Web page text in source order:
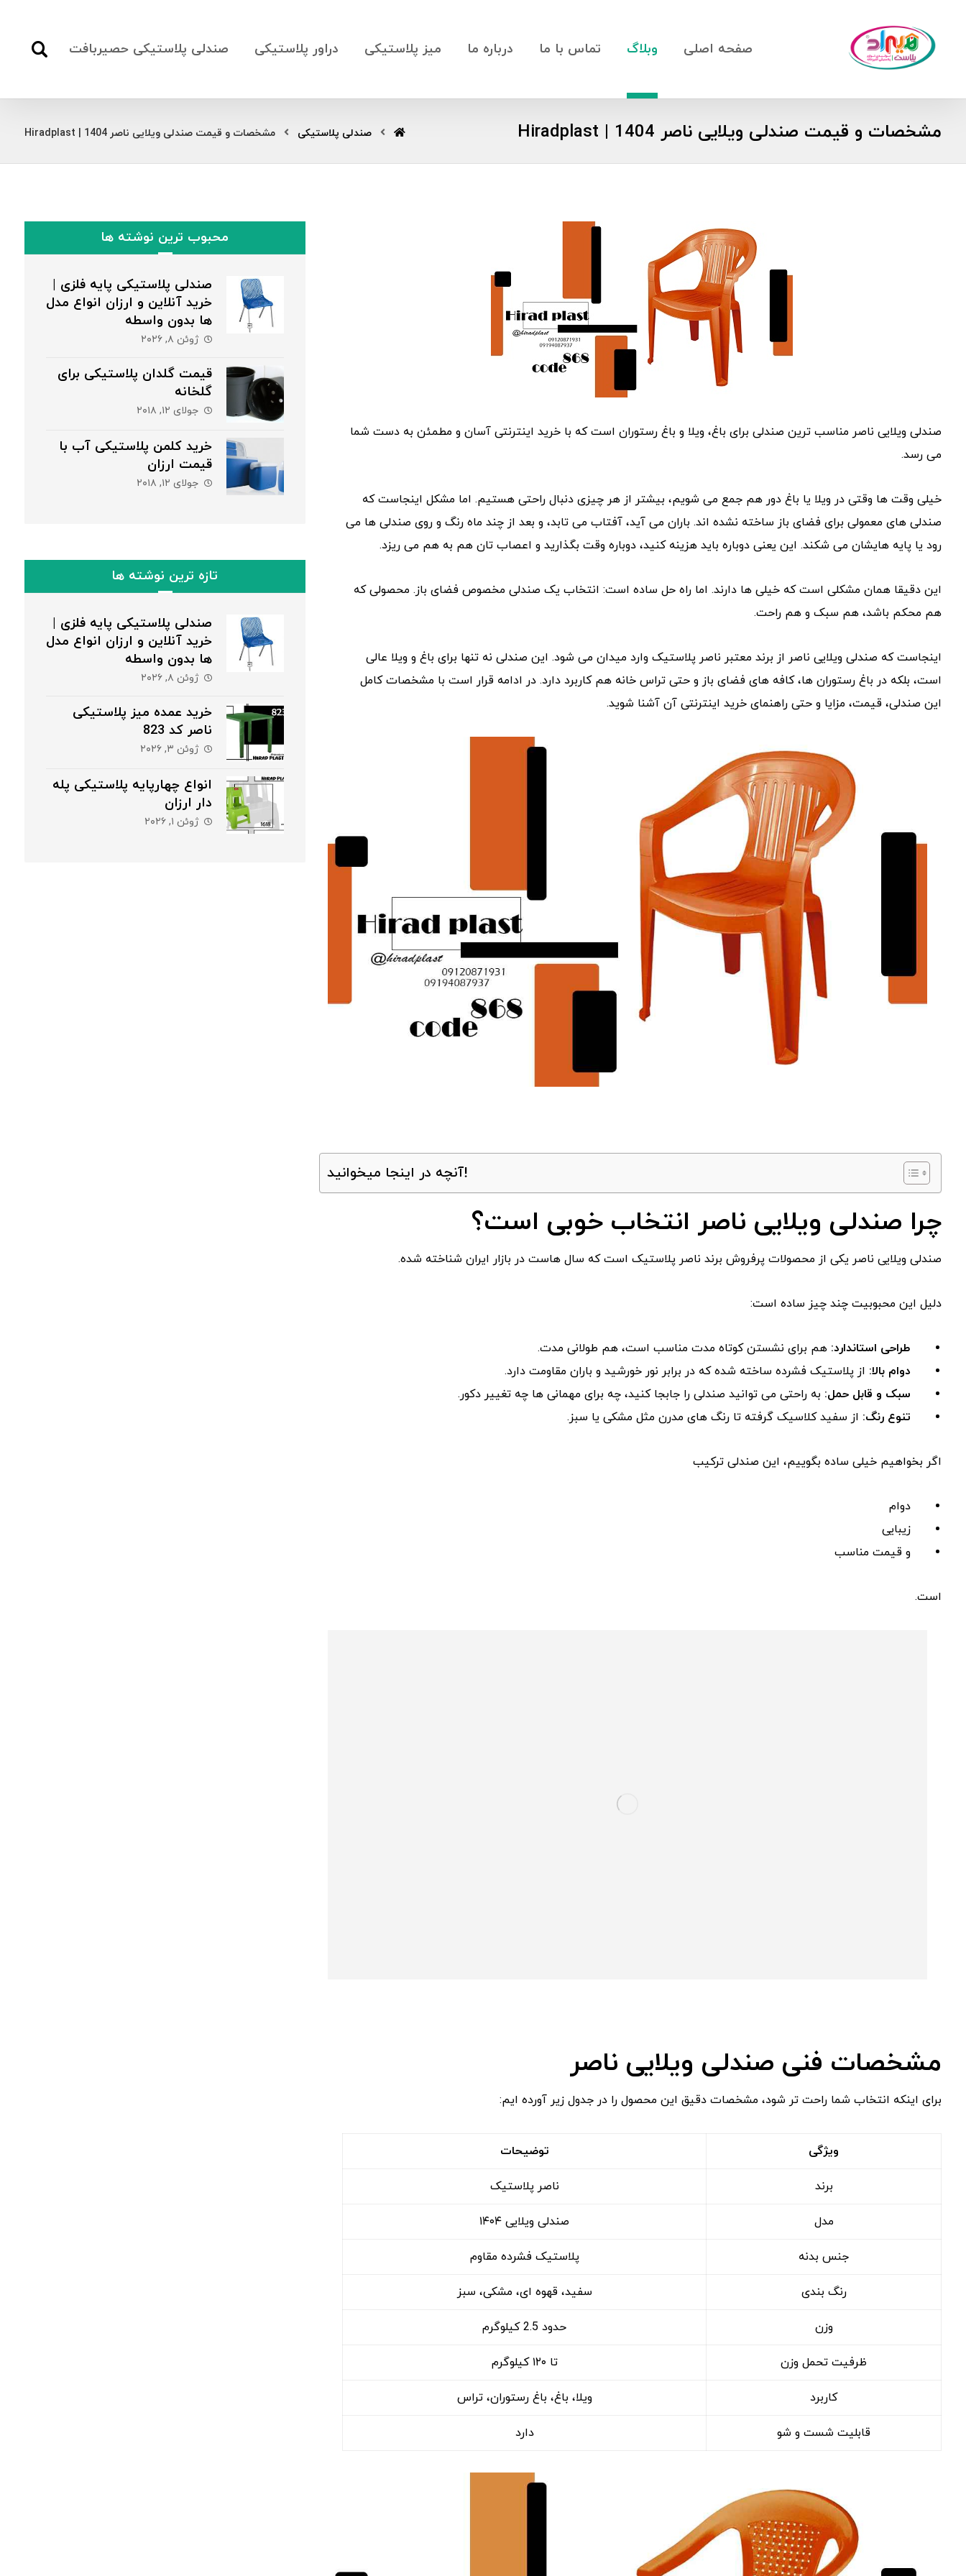
صفحه اصلی وبلاگ تماس با ما درباره ما میز پلاستیکی دراور پلاستیکی صندلی پلاستیکی حصیربافت
مشخصات و قیمت صندلی ویلایی ناصر 1404 | Hiradplast صندلی پلاستیکی مشخصات و قیمت صندلی ویلایی ناصر 1404 | Hiradplast
صندلی ویلایی ناصر مناسب ترین صندلی برای باغ، ویلا و باغ‌ رستوران است که با خرید اینترنتی آسان و مطمئن به دست شما
می رسد.
خیلی وقت ‌ها وقتی در ویلا یا باغ دور هم جمع می ‌شویم، بیشتر از هر چیزی دنبال راحتی هستیم. اما مشکل اینجاست که
صندلی ‌های معمولی برای فضای باز ساخته نشده‌ اند. باران می ‌آید، آفتاب می ‌تابد، و بعد از چند ماه رنگ و روی صندلی ‌ها می‌
رود یا پایه ‌هایشان می ‌شکند. این یعنی دوباره باید هزینه کنید، دوباره وقت بگذارید و اعصاب‌ تان هم به‌ هم می ‌ریزد.
این دقیقا همان مشکلی است که خیلی ‌ها دارند. اما راه‌ حل ساده است: انتخاب یک صندلی مخصوص فضای باز. محصولی که
هم محکم باشد، هم سبک و هم راحت.
اینجاست که صندلی ویلایی ناصر از برند معتبر ناصر پلاستیک وارد میدان می ‌شود. این صندلی نه ‌تنها برای باغ و ویلا عالی
است، بلکه در باغ‌ رستوران ‌ها، کافه‌ های فضای باز و حتی تراس خانه هم کاربرد دارد. در ادامه قرار است با مشخصات کامل
این صندلی، قیمت، مزایا و حتی راهنمای خرید اینترنتی آن آشنا شوید.
آنچه در اینجا میخوانید!
چرا صندلی ویلایی ناصر انتخاب خوبی است؟
صندلی ویلایی ناصر یکی از محصولات پرفروش برند ناصر پلاستیک است که سال ‌هاست در بازار ایران شناخته ‌شده.
دلیل این محبوبیت چند چیز ساده است:
طراحی استاندارد: هم برای نشستن کوتاه‌ مدت مناسب است، هم طولانی ‌مدت.
دوام بالا: از پلاستیک فشرده ساخته شده که در برابر نور خورشید و باران مقاومت دارد.
سبک و قابل‌ حمل: به راحتی می ‌توانید صندلی را جابجا کنید، چه برای مهمانی‌ ها چه تغییر دکور.
تنوع رنگ: از سفید کلاسیک گرفته تا رنگ‌ های مدرن مثل مشکی یا سبز.
اگر بخواهیم خیلی ساده بگوییم، این صندلی ترکیب
دوام
زیبایی
و قیمت مناسب
است.
مشخصات فنی صندلی ویلایی ناصر
برای اینکه انتخاب شما راحت‌ تر شود، مشخصات دقیق این محصول را در جدول زیر آورده ‌ایم:
ویژگی توضیحات
برند ناصر پلاستیک
مدل صندلی ویلایی ۱۴۰۴
جنس بدنه پلاستیک فشرده مقاوم
رنگ ‌بندی سفید، قهوه ‌ای، مشکی، سبز
وزن حدود 2.5 کیلوگرم
ظرفیت تحمل وزن تا ۱۲۰ کیلوگرم
کاربرد ویلا، باغ، باغ ‌رستوران، تراس
قابلیت شست‌ و شو دارد
محبوب ترین نوشته ها
صندلی پلاستیکی پایه فلزی |
خرید آنلاین و ارزان انواع مدل
ها بدون واسطه
ژوئن ۸, ۲۰۲۶
قیمت گلدان پلاستیکی برای
گلخانه
جولای ۱۲, ۲۰۱۸
خرید کلمن پلاستیکی آب با
قیمت ارزان
جولای ۱۲, ۲۰۱۸
تازه ترین نوشته ها
صندلی پلاستیکی پایه فلزی |
خرید آنلاین و ارزان انواع مدل
ها بدون واسطه
ژوئن ۸, ۲۰۲۶
خرید عمده میز پلاستیکی
ناصر کد 823
ژوئن ۳, ۲۰۲۶
انواع چهارپایه پلاستیکی پله
دار ارزان
ژوئن ۱, ۲۰۲۶